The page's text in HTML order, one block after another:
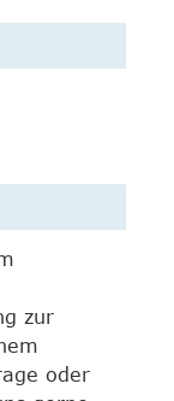
zur
oder